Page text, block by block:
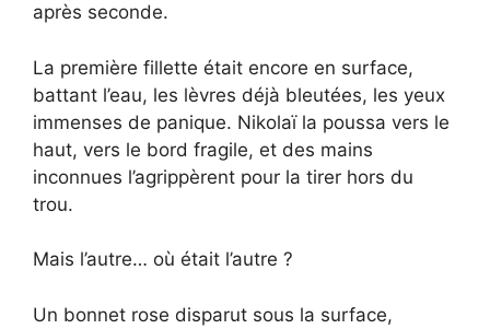
après seconde.
La première fillette était encore en surface,
battant l’eau, les lèvres déjà bleutées, les yeux
immenses de panique. Nikolaï la poussa vers le
haut, vers le bord fragile, et des mains
inconnues l’agrippèrent pour la tirer hors du
trou.
Mais l’autre… où était l’autre ?
Un bonnet rose disparut sous la surface,